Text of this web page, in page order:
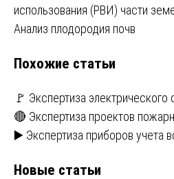
записям
использования (РВИ) части
Анализ плодородия почв
Похожие статьи
🚩 Экспертиза электрического
🔴 Экспертиза проектов
▶️ Экспертиза приборов учета
Новые статьи